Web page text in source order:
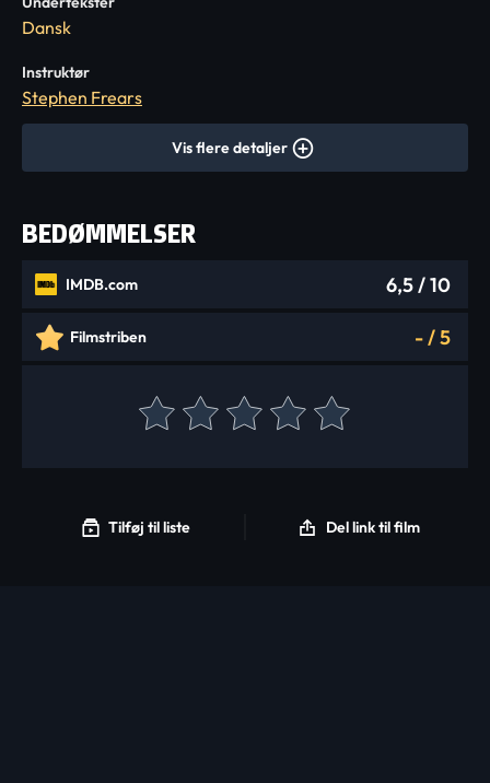
Dansk
Instruktør
Stephen Frears
Vis flere detaljer
BEDØMMELSER
IMDB.com 6,5/ 10
Filmstriben -/5
Tilføj til liste Del link til film